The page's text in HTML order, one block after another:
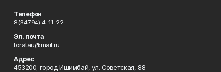
Телефон
8(34794) 4-11-22
Эл. почта
toratau@mail.ru
Адрес
453200, город Ишимбай, ул. Советская, 88